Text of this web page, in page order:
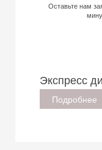
Оставьте нам
Экспресс
Подробнее